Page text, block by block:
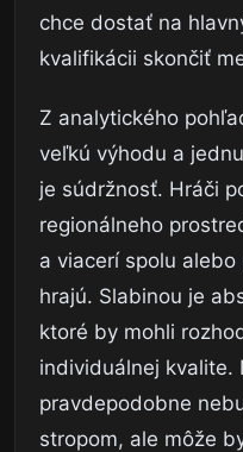
chce dostať na
kvalifikácii skončiť
Z analytického
veľkú výhodu a
je súdržnosť. Hráči
regionálneho
a viacerí spolu
hrajú. Slabinou je
ktoré by mohli
individuálnej kvalite.
pravdepodobne
stropom, ale môže